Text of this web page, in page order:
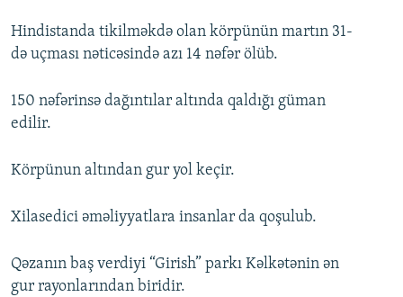
BIZIMLƏ ƏLAQƏ
XƏBƏR BÜLLETENLƏRIMIZ
Hindistanda tikilməkdə olan körpünün martın 31-
də uçması nəticəsində azı 14 nəfər ölüb.
150 nəfərinsə dağıntılar altında qaldığı güman
edilir.
Körpünun altından gur yol keçir.
Xilasedici əməliyyatlara insanlar da qoşulub.
Qəzanın baş verdiyi “Girish” parkı Kəlkətənin ən
gur rayonlarından biridir.